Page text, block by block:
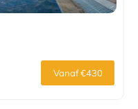
Vanaf €430